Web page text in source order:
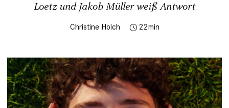
Loetz und Jakob Müller weiß Antwort
Christine Holch 22